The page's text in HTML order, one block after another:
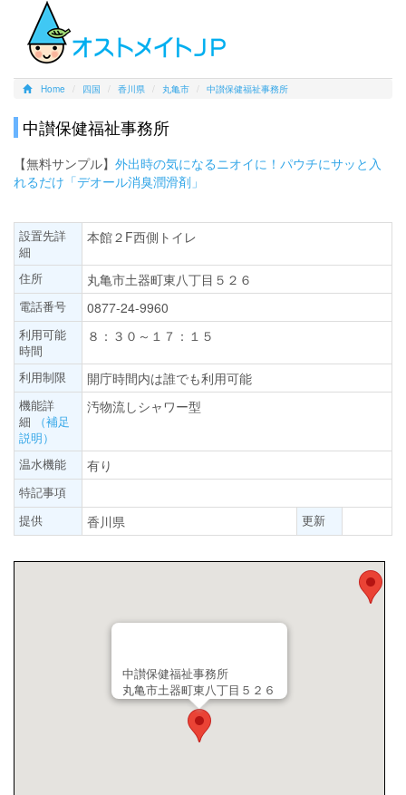
Home 四国 香川県 丸亀市 中讃保健福祉事務所
中讃保健福祉事務所
【無料サンプル】 外出時の気になるニオイに！パウチにサッと入
れるだけ「デオール消臭潤滑剤」
設置先詳
細
本館２F西側トイレ
住所 丸亀市土器町東八丁目５２６
電話番号 0877-24-9960
利用可能
時間
８：３０～１７：１５
利用制限 開庁時間内は誰でも利用可能
機能詳
細
（補足
説明）
汚物流しシャワー型
温水機能 有り
特記事項
提供
香川県 更新
中讃保健福祉事務所
丸亀市土器町東八丁目５２６